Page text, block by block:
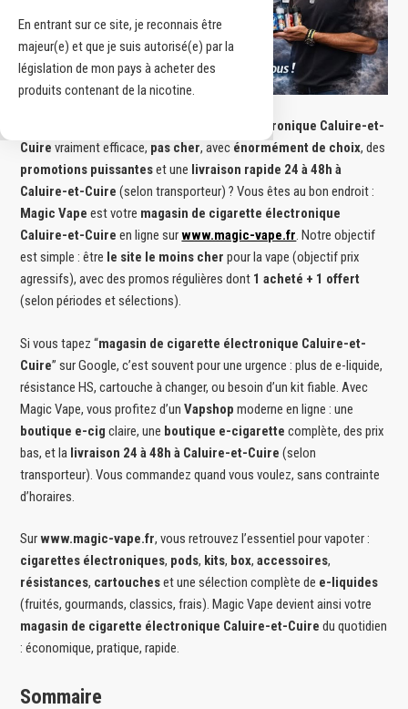
En entrant sur ce site, je reconnais être
majeur(e) et que je suis autorisé(e) par la
législation de mon pays à acheter des
produits contenant de la nicotine.
magasin de cigarette électronique Caluire-et-
Cuire vraiment efficace, pas cher, avec énormément de choix, des
promotions puissanteset une livraison rapide 24 à 48h à
Caluire-et-Cuire (selon transporteur) ? Vous êtes au bon endroit :
Magic Vape est votre magasin de cigarette électronique
Caluire-et-Cuire en ligne surwww.magic-vape.fr. Notre objectif
est simple : être le site le moins cher pour la vape (objectif prix
agressifs), avec des promos régulières dont 1 acheté + 1 offert
(selon périodes et sélections).
Si vous tapez “magasin de cigarette électronique Caluire-et-
Cuire” sur Google, c’est souvent pour une urgence : plus de e-liquide,
résistance HS, cartouche à changer, ou besoin d’un kit fiable. Avec
Magic Vape, vous profitez d’unVapshop moderne en ligne : une
boutique e-cig claire, une boutique e-cigarette complète, des prix
bas, et la livraison 24 à 48h à Caluire-et-Cuire (selon
transporteur). Vous commandez quand vous voulez, sans contrainte
d’horaires.
Surwww.magic-vape.fr, vous retrouvez l’essentiel pour vapoter :
cigarettes électroniques, pods, kits, box,accessoires,
résistances, cartoucheset une sélection complète de e-liquides
(fruités, gourmands, classics, frais). Magic Vape devient ainsi votre
magasin de cigarette électronique Caluire-et-Cuire du quotidien
: économique, pratique, rapide.
Sommaire